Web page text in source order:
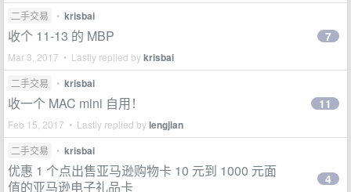
二手交易 • krisbai
收个 11-13 的 MBP
Mar 3, 2017 • Lastly replied bykrisbai
7
二手交易 • krisbai
收一个 MAC mini 自用！
Feb 15, 2017 • Lastly replied bylengjian
11
二手交易 • krisbai
优惠 1 个点出售亚马逊购物卡 10 元到 1000 元面
值的亚马逊电子礼品卡
4